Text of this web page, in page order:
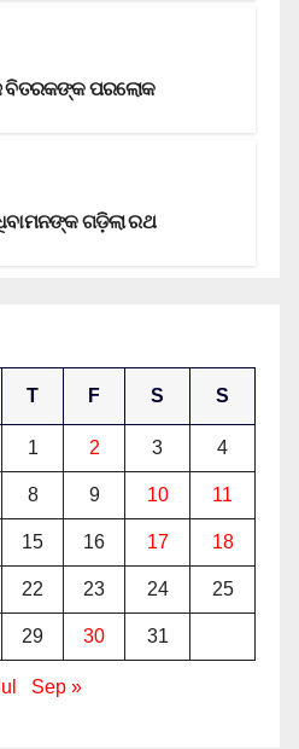
ବିତରକଙ୍କ ପରଲୋକ
ଗଡ଼ିଲା ରଥ
T F S S
1 2 3 4
8 9 10 11
15 16 17 18
22 23 24 25
29 30 31
Sep »